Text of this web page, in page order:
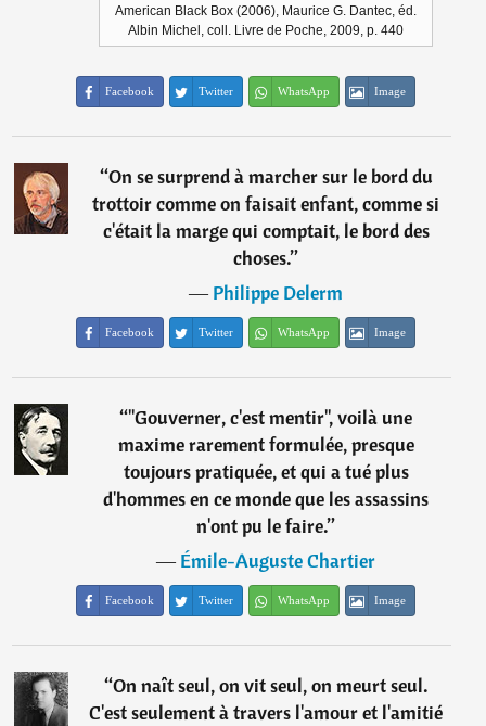
American Black Box (2006), Maurice G. Dantec, éd.
Albin Michel, coll. Livre de Poche, 2009, p. 440
Facebook Twitter WhatsApp Image
“On se surprend à marcher sur le bord du
trottoir comme on faisait enfant, comme si
c'était la marge qui comptait, le bord des
choses.”
―Philippe Delerm
Facebook Twitter WhatsApp Image
“"Gouverner, c'est mentir", voilà une
maxime rarement formulée, presque
toujours pratiquée, et qui a tué plus
d'hommes en ce monde que les assassins
n'ont pu le faire.”
―Émile-Auguste Chartier
Facebook Twitter WhatsApp Image
“On naît seul, on vit seul, on meurt seul.
C'est seulement à travers l'amour et l'amitié